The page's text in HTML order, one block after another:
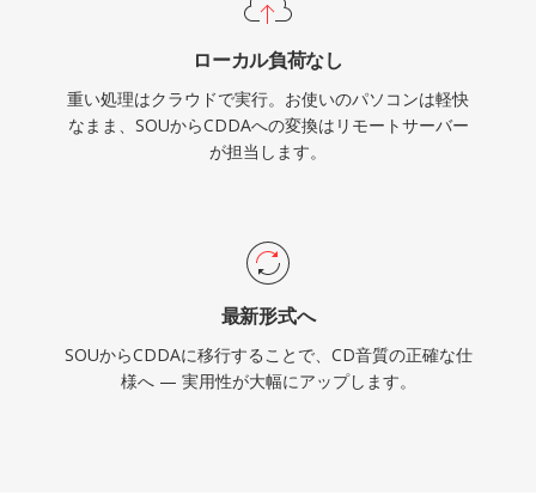
ローカル負荷なし
重い処理はクラウドで実行。お使いのパソコンは軽快
なまま、SOUからCDDAへの変換はリモートサーバー
が担当します。
最新形式へ
SOUからCDDAに移行することで、CD音質の正確な仕
様へ — 実用性が大幅にアップします。